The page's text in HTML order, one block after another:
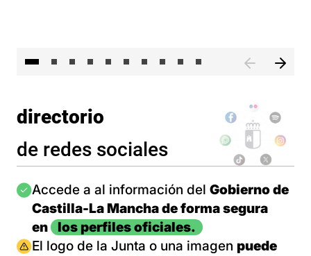
directorio
de redes sociales
Imagen
Accede a al información del Gobierno de
Castilla-La Mancha de forma segura
en
los perfiles oficiales.
Imagen
El logo de la Junta o una imagen puede